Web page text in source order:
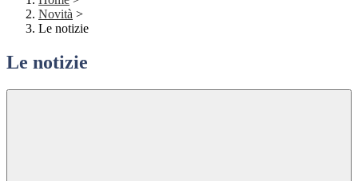
Novità >
Le notizie
Le notizie